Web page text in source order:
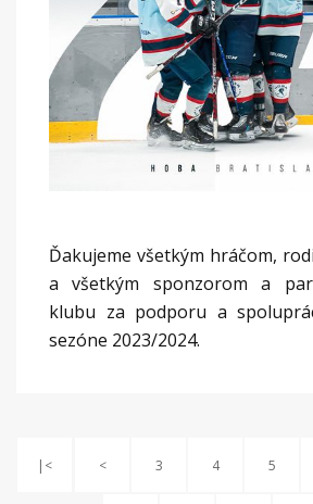
Ďakujeme všetkým hráčom,
a všetkým sponzorom a
klubu za podporu a
sezóne 2023/2024.
|< < 3 4 5